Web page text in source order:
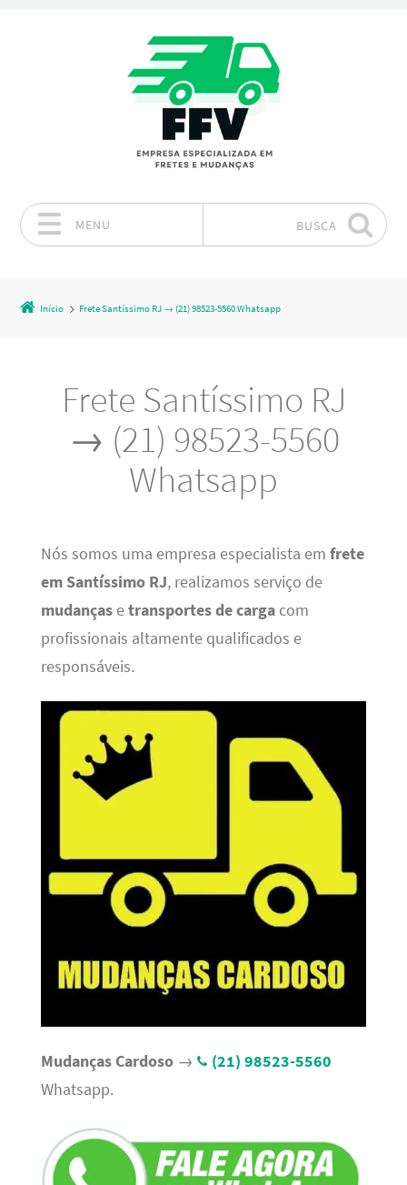
MENU BUSCA
Início Frete Santíssimo RJ → (21) 98523-5560 Whatsapp
Frete Santíssimo RJ
→ (21) 98523-5560
Whatsapp
Nós somos uma empresa especialista em frete
em Santíssimo RJ, realizamos serviço de
mudançasetransportes de cargacom
profissionais altamente qualificados e
responsáveis.
Mudanças Cardoso→
(21) 98523-5560
Whatsapp.